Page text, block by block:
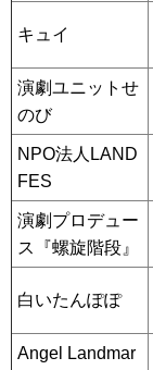
キュイ
演劇ユニットせ
のび
NPO法人LAND
FES
演劇プロデュー
ス『螺旋階段』
白いたんぽぽ
Angel Landmar